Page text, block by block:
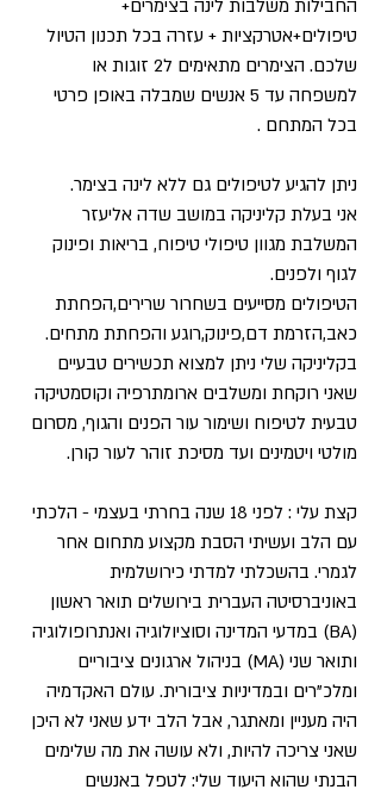
החבילות משלבות לינה בצימרים+
טיפולים+אטרקציות + עזרה בכל תכנון הטיול
שלכם. הצימרים מתאימים ל2 זוגות או
למשפחה עד 5 אנשים שמבלה באופן פרטי
בכל המתחם .
ניתן להגיע לטיפולים גם ללא לינה בצימר.
אני בעלת קליניקה במושב שדה אליעזר
המשלבת מגוון טיפולי טיפוח, בריאות ופינוק
לגוף ולפנים.
הטיפולים מסייעים בשחרור שרירים,הפחתת
כאב,הזרמת דם,פינוק,רוגע והפחתת מתחים.
בקליניקה שלי ניתן למצוא תכשירים טבעיים
שאני רוקחת ומשלבים ארומתרפיה וקוסמטיקה
טבעית לטיפוח ושימור עור הפנים והגוף, מסרום
מולטי ויטמינים ועד מסיכת זוהר לעור קורן.
קצת עלי : לפני 18 שנה בחרתי בעצמי - הלכתי
עם הלב ועשיתי הסבת מקצוע מתחום אחר
לגמרי. בהשכלתי למדתי כירושלמית
באוניברסיטה העברית בירושלים תואר ראשון
(BA) במדעי המדינה וסוציולוגיה ואנתרופולוגיה
ותואר שני (MA) בניהול ארגונים ציבוריים
ומלכ"רים ובמדיניות ציבורית. עולם האקדמיה
היה מעניין ומאתגר, אבל הלב ידע שאני לא היכן
שאני צריכה להיות, ולא עושה את מה שלימים
הבנתי שהוא היעוד שלי: לטפל באנשים